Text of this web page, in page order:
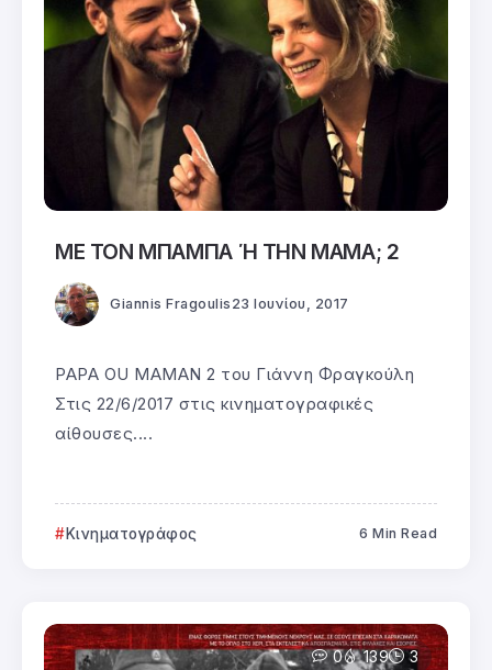
ΜΕ ΤΟΝ ΜΠΑΜΠΑ Ή ΤΗΝ ΜΑΜΑ; 2
Giannis Fragoulis 23 Ιουνίου, 2017
PAPA OU MAMAN 2 του Γιάννη Φραγκούλη
Στις 22/6/2017 στις κινηματογραφικές
αίθουσες....
Κινηματογράφος 6 Min Read
0 139 3